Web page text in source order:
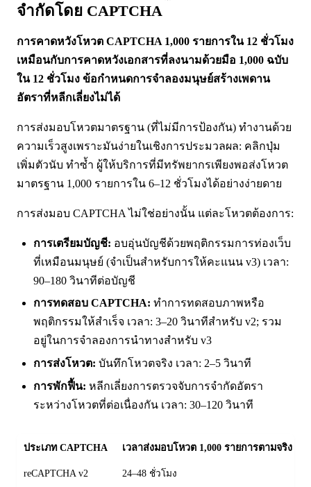
จำกัดโดย CAPTCHA
การคาดหวังโหวต CAPTCHA 1,000 รายการใน 12 ชั่วโมง
เหมือนกับการคาดหวังเอกสารที่ลงนามด้วยมือ 1,000 ฉบับ
ใน 12 ชั่วโมง ข้อกำหนดการจำลองมนุษย์สร้างเพดาน
อัตราที่หลีกเลี่ยงไม่ได้
การส่งมอบโหวตมาตรฐาน (ที่ไม่มีการป้องกัน) ทำงานด้วย
ความเร็วสูงเพราะมันง่ายในเชิงการประมวลผล: คลิกปุ่ม
เพิ่มตัวนับ ทำซ้ำ ผู้ให้บริการที่มีทรัพยากรเพียงพอส่งโหวต
มาตรฐาน 1,000 รายการใน 6–12 ชั่วโมงได้อย่างง่ายดาย
การส่งมอบ CAPTCHA ไม่ใช่อย่างนั้น แต่ละโหวตต้องการ:
การเตรียมบัญชี: อบอุ่นบัญชีด้วยพฤติกรรมการท่องเว็บ
ที่เหมือนมนุษย์ (จำเป็นสำหรับการให้คะแนน v3) เวลา:
90–180 วินาทีต่อบัญชี
การทดสอบ CAPTCHA: ทำการทดสอบภาพหรือ
พฤติกรรมให้สำเร็จ เวลา: 3–20 วินาทีสำหรับ v2; รวม
อยู่ในการจำลองการนำทางสำหรับ v3
การส่งโหวต: บันทึกโหวตจริง เวลา: 2–5 วินาที
การพักฟื้น: หลีกเลี่ยงการตรวจจับการจำกัดอัตรา
ระหว่างโหวตที่ต่อเนื่องกัน เวลา: 30–120 วินาที
ประเภท CAPTCHA เวลาส่งมอบโหวต 1,000 รายการตามจริง
reCAPTCHA v2 24–48 ชั่วโมง